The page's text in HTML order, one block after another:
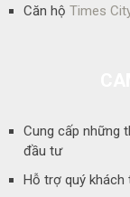
Căn hộ Times
Cung cấp những
đầu tư
Hỗ trợ quý